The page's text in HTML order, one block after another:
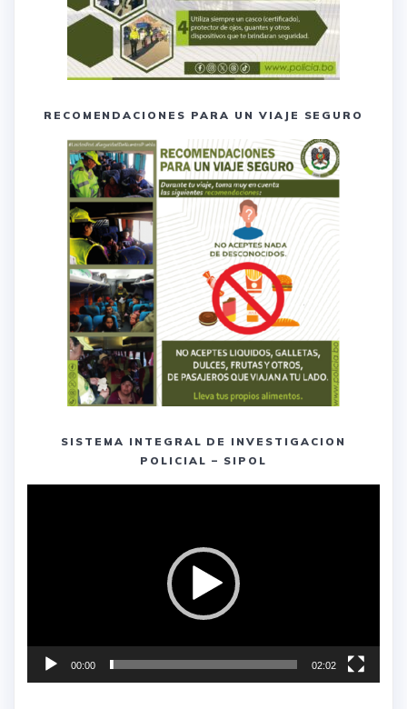
RECOMENDACIONES PARA UN VIAJE SEGURO
SISTEMA INTEGRAL DE INVESTIGACION
POLICIAL – SIPOL
00:00 02:02